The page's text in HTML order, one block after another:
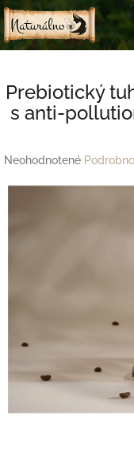
Prejsť
na
obsah
Prebiotický
s anti-
Priemerné
Neohodnotené